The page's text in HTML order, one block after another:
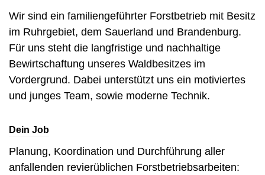
Wir sind ein familiengeführter Forstbetrieb mit Besitz
im Ruhrgebiet, dem Sauerland und Brandenburg.
Für uns steht die langfristige und nachhaltige
Bewirtschaftung unseres Waldbesitzes im
Vordergrund. Dabei unterstützt uns ein motiviertes
und junges Team, sowie moderne Technik.
Dein Job
Planung, Koordination und Durchführung aller
anfallenden revierüblichen Forstbetriebsarbeiten: